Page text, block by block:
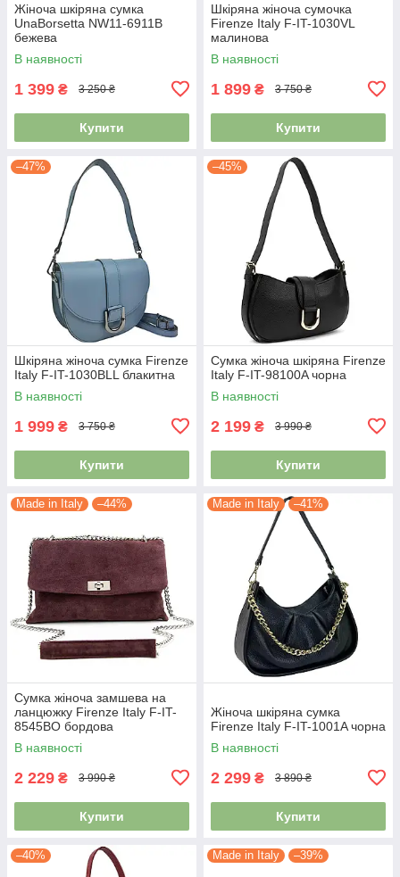
Жіноча шкіряна сумка
UnaBorsetta NW11-6911B
бежева
В наявності
1 399 ₴ 3 250 ₴
Купити
Шкіряна жіноча сумочка
Firenze Italy F-IT-1030VL
малинова
В наявності
1 899 ₴ 3 750 ₴
Купити
–47%
Шкіряна жіноча сумка Firenze
Italy F-IT-1030BLL блакитна
В наявності
1 999 ₴ 3 750 ₴
Купити
–45%
Сумка жіноча шкіряна Firenze
Italy F-IT-98100A чорна
В наявності
2 199 ₴ 3 990 ₴
Купити
Made in Italy –44%
Сумка жіноча замшева на
ланцюжку Firenze Italy F-IT-
8545BO бордова
В наявності
2 229 ₴ 3 990 ₴
Купити
Made in Italy –41%
Жіноча шкіряна сумка
Firenze Italy F-IT-1001A чорна
В наявності
2 299 ₴ 3 890 ₴
Купити
–40% Made in Italy –39%